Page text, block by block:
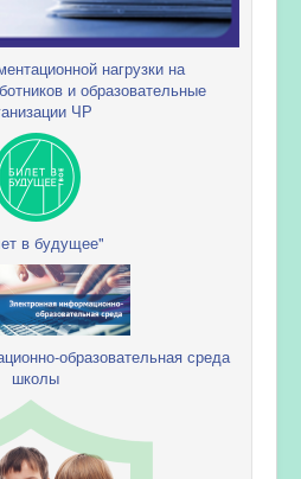
нагрузки на
и образовательные
ЧР
в будущее"
образовательная среда
школы